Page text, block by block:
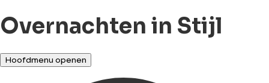
Overnachten in Stijl
Hoofdmenu openen